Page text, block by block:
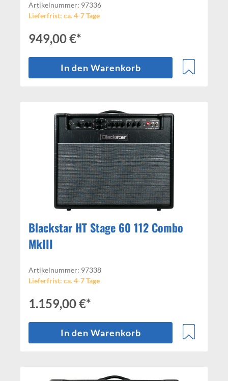
Artikelnummer: 97336
Lieferfrist: ca. 4-7 Tage
949,00 €*
In den Warenkorb
Blackstar HT Stage 60 112 Combo
MkIII
Artikelnummer: 97338
Lieferfrist: ca. 4-7 Tage
1.159,00 €*
In den Warenkorb